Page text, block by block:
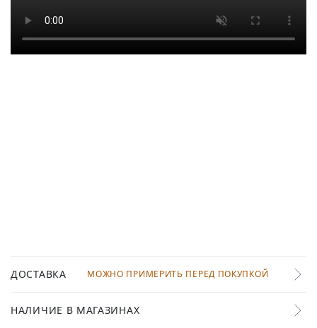
ДОСТАВКА МОЖНО ПРИМЕРИТЬ ПЕРЕД ПОКУПКОЙ
НАЛИЧИЕ В МАГАЗИНАХ